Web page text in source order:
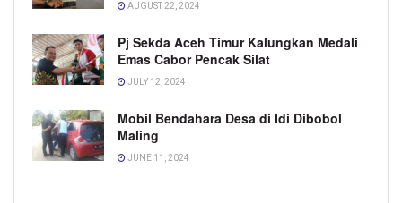
AUGUST 22, 2024
Pj Sekda Aceh Timur Kalungkan Medali
Emas Cabor Pencak Silat
JULY 12, 2024
Mobil Bendahara Desa di Idi Dibobol
Maling
JUNE 11, 2024